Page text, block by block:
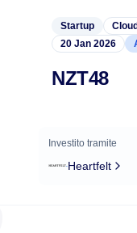
Startup
20 Jan 2026
NZT48
Investito tramite
Heartfelt